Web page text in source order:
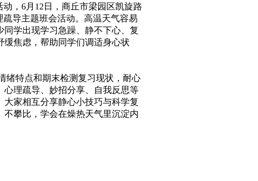
，6月12日，商丘市梁园区凯旋路
导主题班会活动。高温天气容易
学出现学习急躁、静不下心、复
焦虑，帮助同学们调适身心状
特点和期末检测复习现状，耐心
理疏导、妙招分享、自我反思等
家相互分享静心小技巧与科学复
攀比，学会在燥热天气里沉淀内